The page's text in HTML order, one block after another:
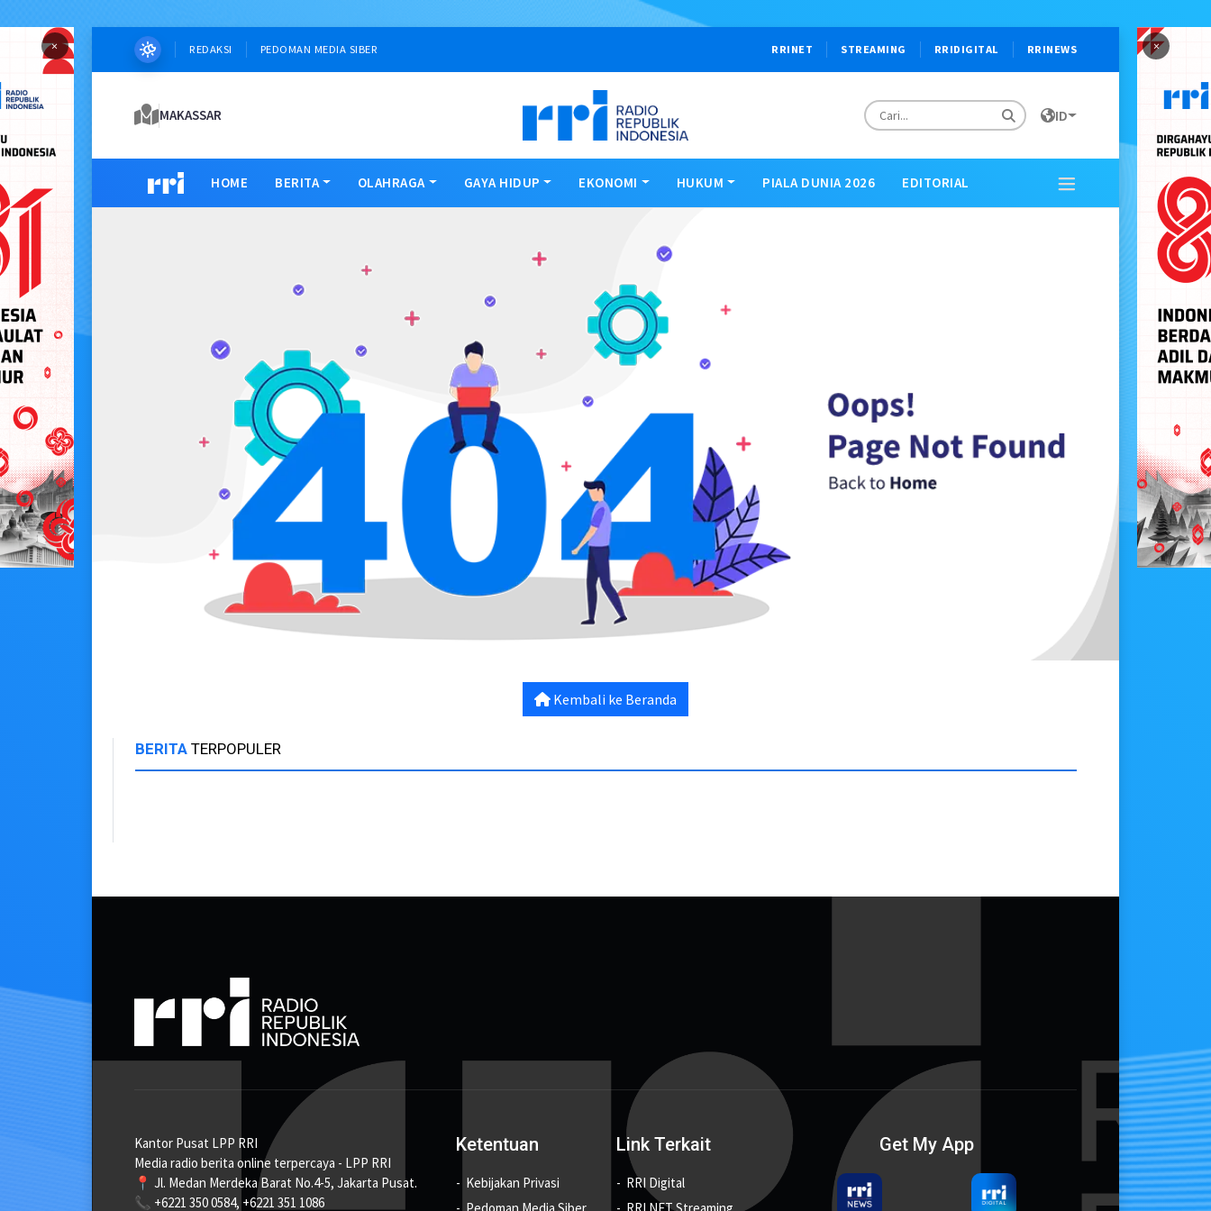
× ×
REDAKSI PEDOMAN MEDIA SIBER RRINET STREAMING RRIDIGITAL RRINEWS
MAKASSAR ID
HOME BERITA OLAHRAGA GAYA HIDUP EKONOMI HUKUM PIALA DUNIA 2026 EDITORIAL
Kembali ke Beranda
BERITA TERPOPULER
Kantor Pusat LPP RRI
Media radio berita online terpercaya - LPP RRI
📍 Jl. Medan Merdeka Barat No.4-5, Jakarta Pusat.
📞 +6221 350 0584, +6221 351 1086
Ketentuan
Kebijakan Privasi
Link Terkait
RRI Digital
Get My App